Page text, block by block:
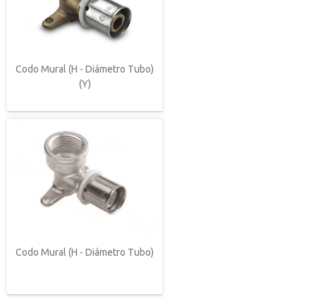
Codo Mural (H - Diámetro Tubo)
(Y)
Codo Mural (H - Diámetro Tubo)